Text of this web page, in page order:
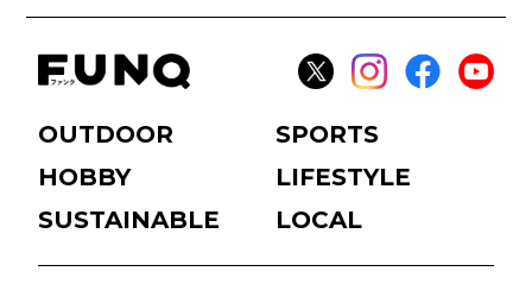
OUTDOOR
SPORTS
HOBBY
LIFESTYLE
SUSTAINABLE
LOCAL